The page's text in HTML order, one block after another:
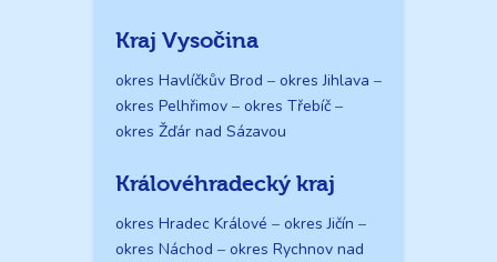
Kraj Vysočina
okres Havlíčkův Brod – okres Jihlava –
okres Pelhřimov – okres Třebíč –
okres Žďár nad Sázavou
Královéhradecký kraj
okres Hradec Králové – okres Jičín –
okres Náchod – okres Rychnov nad